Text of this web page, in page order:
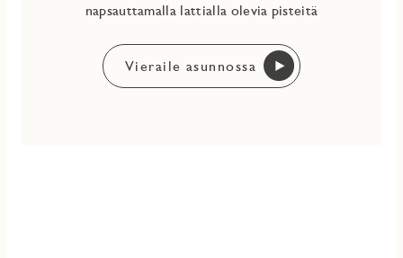
napsauttamalla lattialla olevia pisteitä
Vieraile asunnossa